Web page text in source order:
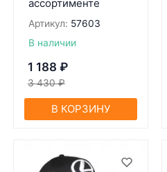
ассортименте
Артикул: 57603
В наличии
1 188 ₽
3 430 ₽
В КОРЗИНУ